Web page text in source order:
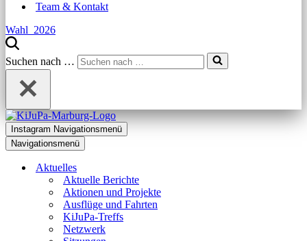
Team & Kontakt
Wahl_2026
Suchen nach …
Instagram Navigationsmenü
Navigationsmenü
Aktuelles
Aktuelle Berichte
Aktionen und Projekte
Ausflüge und Fahrten
KiJuPa-Treffs
Netzwerk